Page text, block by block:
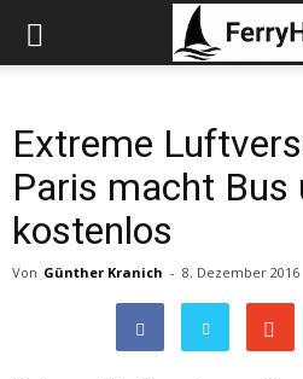
Extreme
Paris macht Bus
kostenlos
Von Günther Kranich - 8. Dezember 2016